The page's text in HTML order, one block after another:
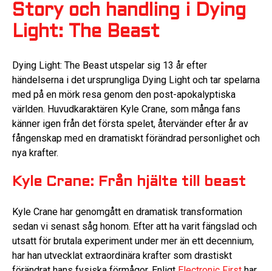
Story och handling i Dying
Light: The Beast
Dying Light: The Beast utspelar sig 13 år efter
händelserna i det ursprungliga Dying Light och tar spelarna
med på en mörk resa genom den post-apokalyptiska
världen. Huvudkaraktären Kyle Crane, som många fans
känner igen från det första spelet, återvänder efter år av
fångenskap med en dramatiskt förändrad personlighet och
nya krafter.
Kyle Crane: Från hjälte till beast
Kyle Crane har genomgått en dramatisk transformation
sedan vi senast såg honom. Efter att ha varit fängslad och
utsatt för brutala experiment under mer än ett decennium,
har han utvecklat extraordinära krafter som drastiskt